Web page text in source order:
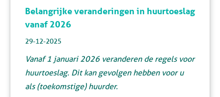
Belangrijke veranderingen in huurtoeslag
vanaf 2026
29-12-2025
Vanaf 1 januari 2026 veranderen de regels voor
huurtoeslag. Dit kan gevolgen hebben voor u
als (toekomstige) huurder.